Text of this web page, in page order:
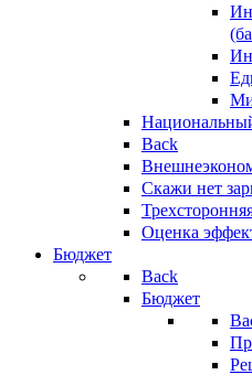
Back
Скажи нет
Оценка
Бюджет
Back
Бюджет